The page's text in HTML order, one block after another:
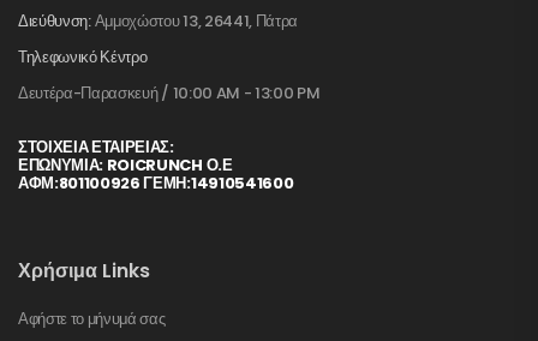
Διεύθυνση:Αμμοχώστου 13, 26441, Πάτρα
Τηλεφωνικό Κέντρο
Δευτέρα-Παρασκευή / 10:00 AM - 13:00 PM
ΣΤΟΙΧΕΊΑ ΕΤΑΙΡΕΊΑΣ:
ΕΠΩΝΥΜΙΑ: ROICRUNCH Ο.Ε
ΑΦΜ:801100926 ΓΕΜΗ:14910541600
Χρήσιμα Links
Αφήστε το μήνυμά σας